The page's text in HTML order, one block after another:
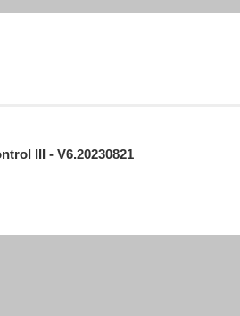
III - V6.20230821